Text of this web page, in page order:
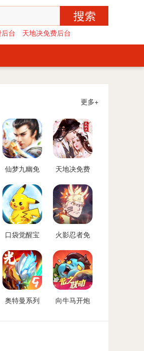
台 天地决免费后台
更多+
仙梦九幽免
天地决免费
口袋觉醒宝
费后台
火影忍者免
奥特曼系列
后台
向牛马开炮
向僵尸开炮